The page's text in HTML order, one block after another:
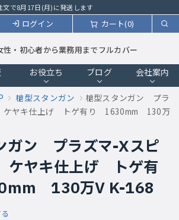
文で8月17日(月)に発送します
カート(0)
ログイン
性・初心者から業務用までフルカバー
お役立ち ブログ 会社案内
槍型スタンガン
槍型スタンガン プラ
ヤキ仕上げ トゲ有り 1630mm 130万
ガン プラズマ-Xスピ
ヤキ仕上げ トゲ有
130万V K-168